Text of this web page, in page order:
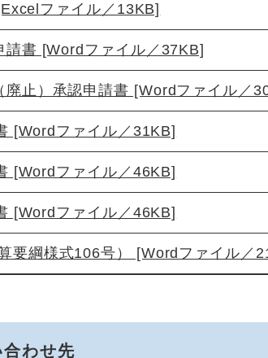
ファイル／13KB]
請書 [Wordファイル／37KB]
廃止）承認申請書 [Wordファイル／
[Wordファイル／31KB]
[Wordファイル／46KB]
[Wordファイル／46KB]
要綱様式106号） [Wordファイル／
わせ先